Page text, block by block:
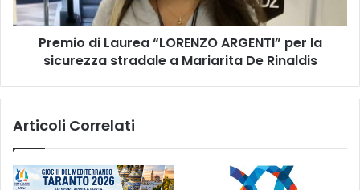
sicurezza
stradale
Mariarita
Premio di Laurea “LORENZO ARGENTI” per la
sicurezza stradale a Mariarita De Rinaldis
Articoli Correlati